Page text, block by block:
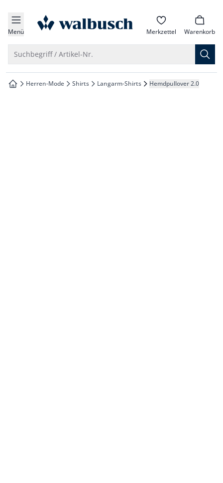
springen
springen
springen
springen
Menü zur Startseite Merkzettel Warenkorb
Suchbegriff / Artikel-Nr.
zur Startseite
Herren-Mode Shirts Langarm-Shirts Hemdpullover 2.0